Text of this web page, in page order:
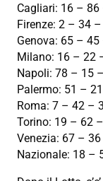
Cagliari: 16 –
Firenze: 2 – 34
Genova: 65 –
Milano: 16 – 22
Napoli: 78 – 15
Palermo: 51 –
Roma: 7 – 42 –
Torino: 19 – 62
Venezia: 67 –
Nazionale: 18 –